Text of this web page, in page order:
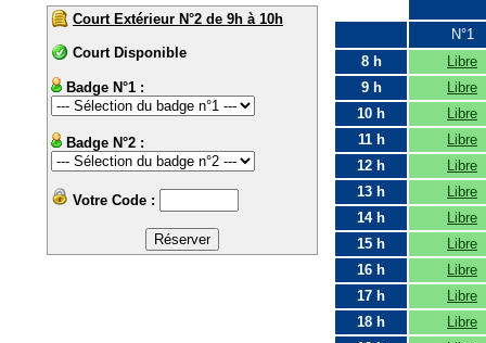
Court Extérieur N°2 de 9h à 10h
Court Disponible
Badge N°1 :
Badge N°2 :
Votre Code :
N°1
8 h
Libre
9 h
Libre
10 h
Libre
11 h
Libre
12 h
Libre
13 h
Libre
14 h
Libre
15 h
Libre
16 h
Libre
17 h
Libre
18 h
Libre